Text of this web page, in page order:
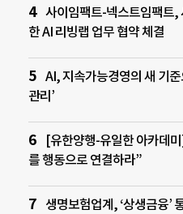
사이임팩트-넥스트임팩트,
한 AI 리빙랩 업무 협약 체결
AI, 지속가능경영의 새 기
관리’
[유한양행-유일한 아카데
를 행동으로 연결하라”
생명보험업계, ‘상생금융’